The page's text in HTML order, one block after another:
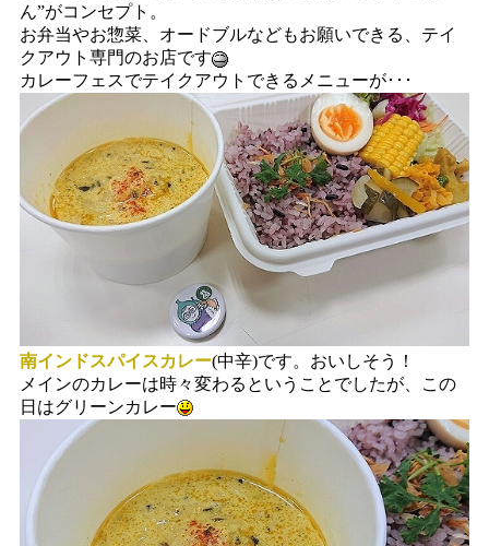
ん”がコンセプト。
お弁当やお惣菜、オードブルなどもお願いできる、テイ
クアウト専門のお店です
カレーフェスでテイクアウトできるメニューが･･･
南インドスパイスカレー(中辛)です。おいしそう！
メインのカレーは時々変わるということでしたが、この
日はグリーンカレー